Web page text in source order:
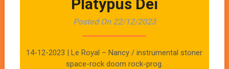
Platypus Dei
Posted On 22/12/2023
14-12-2023 | Le Royal – Nancy / instrumental stoner
space-rock doom rock-prog.